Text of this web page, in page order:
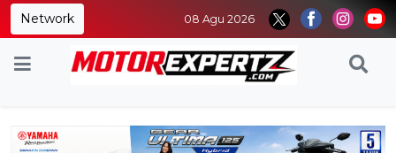
Network 08 Agu 2026